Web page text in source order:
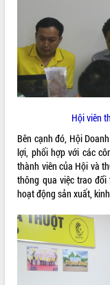
Khám bệnh, cấp phát
và tặng quà người dân xã
Hội nghị UBND tỉnh Đắk
tháng 7/2026
Lễ truy tặng danh hiệu “Bà
Nam Anh hùng” và trao
Lao động
UBND tỉnh Đắk Lắk triển
ALBUM ẢNH
Hội viên
Bên cạnh đó, Hội
lợi, phối hợp với các
thành viên của Hội và
thông qua việc trao
hoạt động sản xuất,